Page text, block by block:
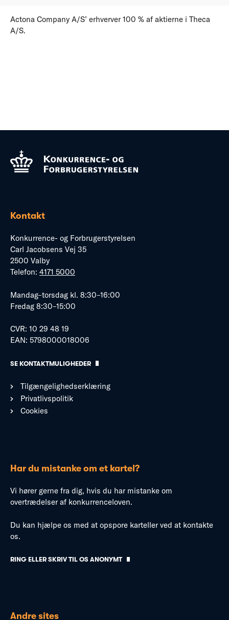
Actona Company A/S’ erhverver 100 % af aktierne i Theca
A/S.
Kontakt
Konkurrence- og Forbrugerstyrelsen
Carl Jacobsens Vej 35
2500 Valby
Telefon: 4171 5000
Mandag–torsdag kl. 8:30–16:00
Fredag 8:30–15:00
CVR: 10 29 48 19
EAN: 5798000018006
SE KONTAKTMULIGHEDER
Tilgængelighedserklæring
Privatlivspolitik
Cookies
Har du mistanke om et kartel?
Vi hører gerne fra dig, hvis du har mistanke om
overtrædelser af konkurrenceloven.
Du kan hjælpe os med at opspore karteller ved at kontakte
os.
RING ELLER SKRIV TIL OS ANONYMT
Andre sites